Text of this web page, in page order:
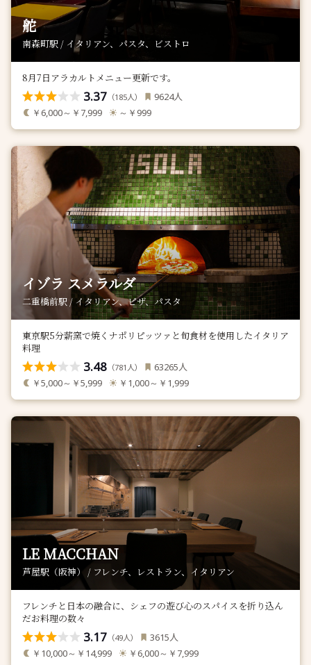
舵
南森町駅 / イタリアン、パスタ、ビストロ
8月7日アラカルトメニュー更新です。
3.37 （185人） 9624人
￥6,000～￥7,999 ～￥999
イゾラ スメラルダ
二重橋前駅 / イタリアン、ピザ、パスタ
東京駅5分薪窯で焼くナポリピッツァと旬食材を使用したイタリア
料理
3.48 （781 人） 63265人
￥5,000～￥5,999 ￥1,000～￥1,999
LE MACCHAN
芦屋駅（阪神） / フレンチ、レストラン、イタリアン
フレンチと日本の融合に、シェフの遊び心のスパイスを折り込ん
だお料理の数々
3.17 （49人） 3615人
￥10,000～￥14,999 ￥6,000～￥7,999